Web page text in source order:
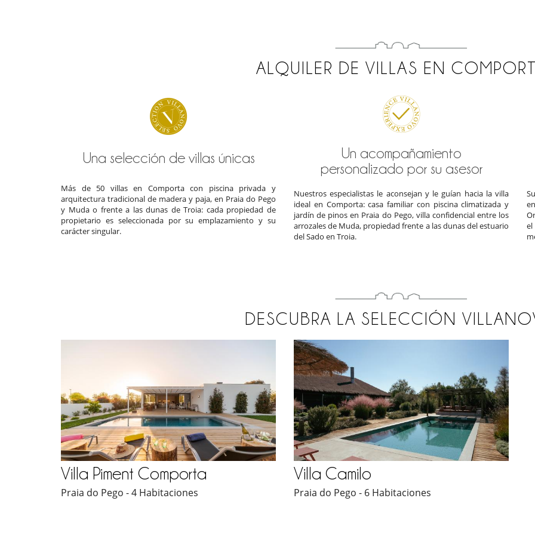
ALQUILER DE VILLAS EN
Una selección de villas únicas
Más de 50 villas en Comporta con piscina privada y
arquitectura tradicional de madera y paja, en Praia do Pego
y Muda o frente a las dunas de Troia: cada propiedad de
propietario es seleccionada por su emplazamiento y su
carácter singular.
Un acompañamiento
personalizado por su asesor
Nuestros especialistas le aconsejan y le guían hacia la villa
ideal en Comporta: casa familiar con piscina climatizada y
jardín de pinos en Praia do Pego, villa confidencial entre los
arrozales de Muda, propiedad frente a las dunas del estuario
del Sado en Troia.
DESCUBRA LA SELECCIÓN
Villa Piment Comporta
Praia do Pego - 4 Habitaciones
Villa Camilo
Praia do Pego - 6 Habitaciones